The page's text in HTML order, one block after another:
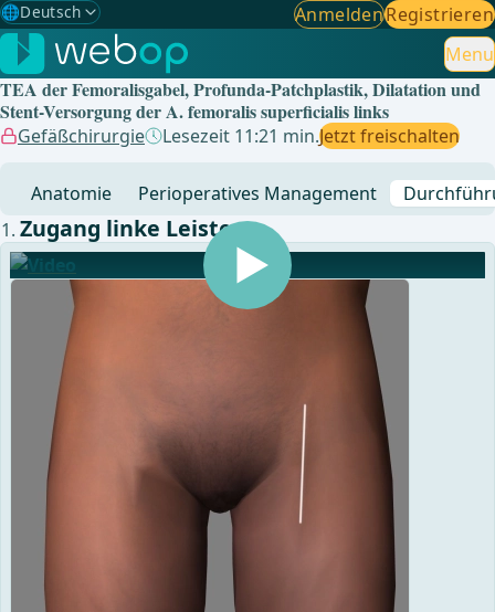
🌐Deutsch
Gewählte Sprache: Deutsch
🇩🇪 Deutsch ✓
🇬🇧English
🇪🇸Spanisch
🇧🇷Brasilianisch
AnmeldenRegistrieren
Menu
TEA der Femoralisgabel, Profunda-Patchplastik, Dilatation und
Stent-Versorgung der A. femoralis superficialis links
Gefäßchirurgie Lesezeit 11:21 min.Jetzt freischalten
Anatomie Perioperatives Management
Zugang linke Leiste